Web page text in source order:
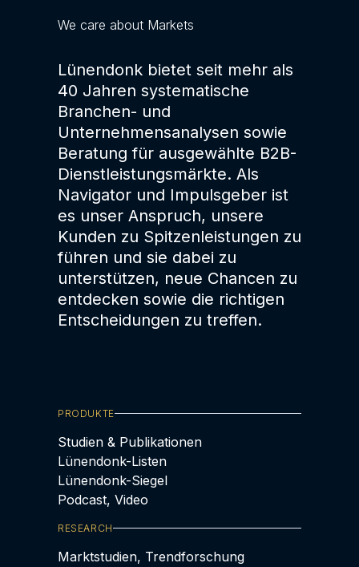
We care about Markets
Lünendonk bietet seit mehr als
40 Jahren systematische
Branchen- und
Unternehmensanalysen sowie
Beratung für ausgewählte B2B-
Dienstleistungsmärkte. Als
Navigator und Impulsgeber ist
es unser Anspruch, unsere
Kunden zu Spitzenleistungen zu
führen und sie dabei zu
unterstützen, neue Chancen zu
entdecken sowie die richtigen
Entscheidungen zu treffen.
PRODUKTE
Studien & Publikationen
Lünendonk-Listen
Lünendonk-Siegel
Podcast, Video
RESEARCH
Marktstudien, Trendforschung